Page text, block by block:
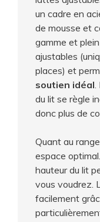
un cadre en
de mousse et
gamme et
ajustables
places) et
soutien idéal.
du lit se règle
donc plus de
Quant au
espace
hauteur du lit
vous voudrez.
facilement